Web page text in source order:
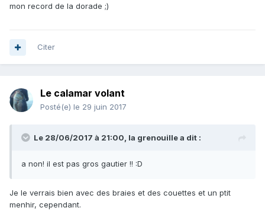
mon record de la dorade ;)
Citer
Le calamar volant
Posté(e) le 29 juin 2017
Le 28/06/2017 à 21:00, la grenouille a dit :
a non! il est pas gros gautier !! :D
Je le verrais bien avec des braies et des couettes et un ptit
menhir, cependant.